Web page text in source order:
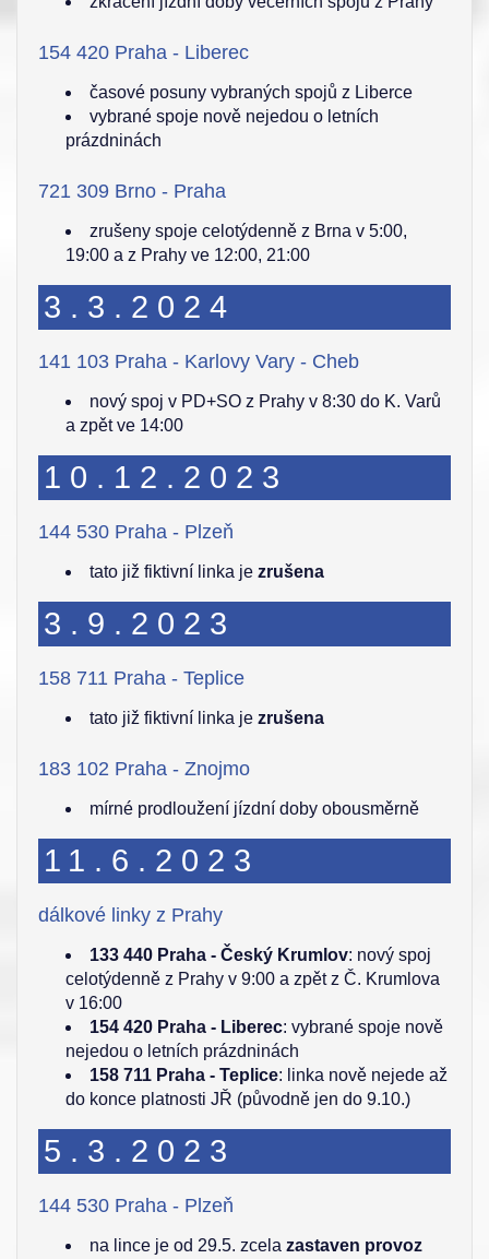
154 420 Praha - Liberec
časové posuny vybraných spojů z Liberce
vybrané spoje nově nejedou o letních
prázdninách
721 309 Brno - Praha
zrušeny spoje celotýdenně z Brna v 5:00,
19:00 a z Prahy ve 12:00, 21:00
3.3.2024
141 103 Praha - Karlovy Vary - Cheb
nový spoj v PD+SO z Prahy v 8:30 do K. Varů
a zpět ve 14:00
10.12.2023
144 530 Praha - Plzeň
tato již fiktivní linka je zrušena
3.9.2023
158 711 Praha - Teplice
tato již fiktivní linka je zrušena
183 102 Praha - Znojmo
mírné prodloužení jízdní doby obousměrně
11.6.2023
dálkové linky z Prahy
133 440 Praha - Český Krumlov: nový spoj
celotýdenně z Prahy v 9:00 a zpět z Č. Krumlova
v 16:00
154 420 Praha - Liberec: vybrané spoje nově
nejedou o letních prázdninách
158 711 Praha - Teplice: linka nově nejede až
do konce platnosti JŘ (původně jen do 9.10.)
5.3.2023
144 530 Praha - Plzeň
na lince je od 29.5. zcela zastaven provoz